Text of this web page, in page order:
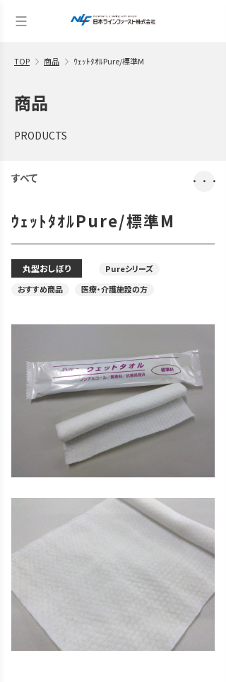
TOP 商品 ｳｪｯﾄﾀｵﾙPure/標準M
商品
PRODUCTS
すべて ・・・
ｳｪｯﾄﾀｵﾙPure/標準M
丸型おしぼり
Pureシリーズ
おすすめ商品
医療・介護施設の方